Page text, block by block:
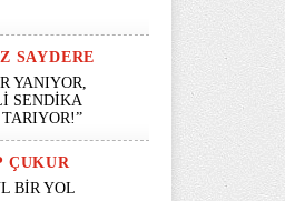
SAYDERE
YANIYOR,
SENDİKA
ÇUKUR
BİR YOL